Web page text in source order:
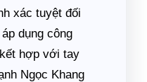
xác tuyệt đối
dụng công
hợp với tay
Ngọc Khang